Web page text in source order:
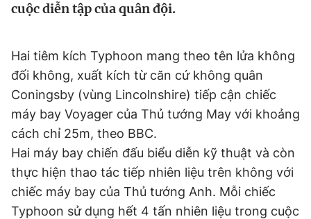
Sản phẩm khác
Thông tin tòa soạn Liên hệ quảng cáo
Đọc Thanh Niên trên điện thoại
cuộc diễn tập của quân đội.
Hai tiêm kích Typhoon mang theo tên lửa không
đối không, xuất kích từ căn cứ không quân
Coningsby (vùng Lincolnshire) tiếp cận chiếc
máy bay Voyager của Thủ tướng May với khoảng
cách chỉ 25m, theo BBC.
Hai máy bay chiến đấu biểu diễn kỹ thuật và còn
thực hiện thao tác tiếp nhiên liệu trên không với
chiếc máy bay của Thủ tướng Anh. Mỗi chiếc
Typhoon sử dụng hết 4 tấn nhiên liệu trong cuộc